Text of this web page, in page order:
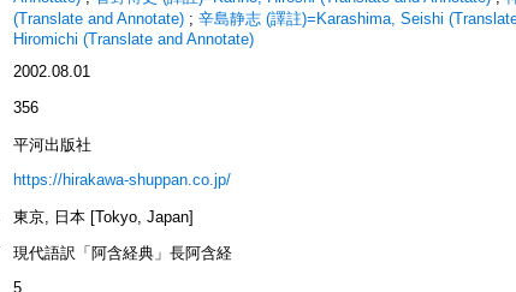
(Translate and Annotate); 辛島静志 (譯註)=Karashima, Seishi
Hiromichi (Translate and Annotate)
2002.08.01
356
平河出版社
https://hirakawa-shuppan.co.jp/
東京, 日本 [Tokyo, Japan]
現代語訳「阿含経典」長阿含経
5